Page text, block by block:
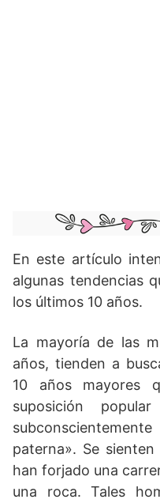
En este artículo
algunas tendencias
los últimos 10 años.
La mayoría de las
años, tienden a
10 años mayores
suposición
paterna». Se
han forjado una
una roca. Tales